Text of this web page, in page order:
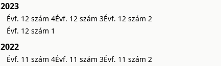
2023
Évf. 12 szám 4Évf. 12 szám 3Évf. 12 szám 2
Évf. 12 szám 1
2022
Évf. 11 szám 4Évf. 11 szám 3Évf. 11 szám 2